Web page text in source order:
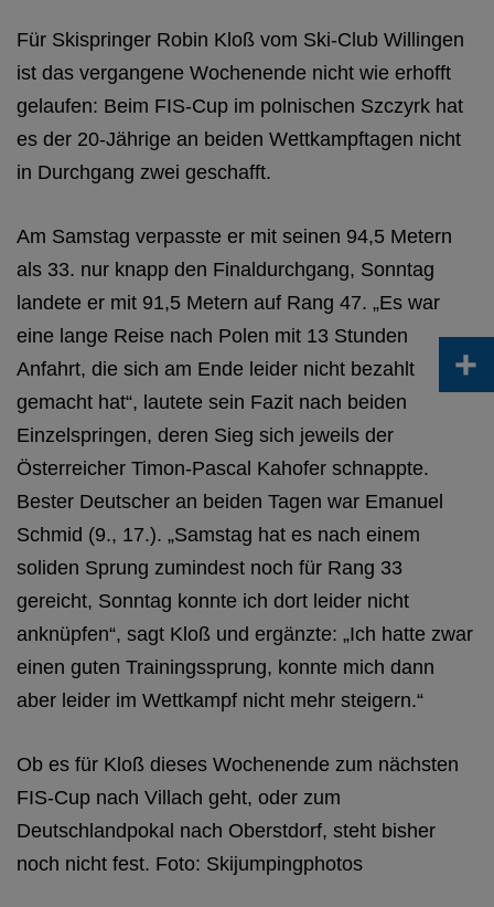
Für Skispringer Robin Kloß vom Ski-Club Willingen
ist das vergangene Wochenende nicht wie erhofft
gelaufen: Beim FIS-Cup im polnischen Szczyrk hat
es der 20-Jährige an beiden Wettkampftagen nicht
in Durchgang zwei geschafft.
Am Samstag verpasste er mit seinen 94,5 Metern
als 33. nur knapp den Finaldurchgang, Sonntag
landete er mit 91,5 Metern auf Rang 47. „Es war
eine lange Reise nach Polen mit 13 Stunden
Anfahrt, die sich am Ende leider nicht bezahlt
gemacht hat“, lautete sein Fazit nach beiden
Einzelspringen, deren Sieg sich jeweils der
Österreicher Timon-Pascal Kahofer schnappte.
Bester Deutscher an beiden Tagen war Emanuel
Schmid (9., 17.). „Samstag hat es nach einem
soliden Sprung zumindest noch für Rang 33
gereicht, Sonntag konnte ich dort leider nicht
anknüpfen“, sagt Kloß und ergänzte: „Ich hatte zwar
einen guten Trainingssprung, konnte mich dann
aber leider im Wettkampf nicht mehr steigern.“
Ob es für Kloß dieses Wochenende zum nächsten
FIS-Cup nach Villach geht, oder zum
Deutschlandpokal nach Oberstdorf, steht bisher
noch nicht fest. Foto: Skijumpingphotos
+